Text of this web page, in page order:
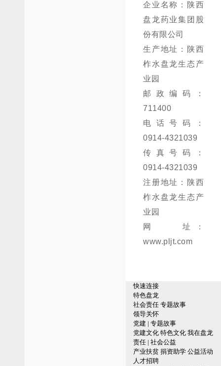
企业名称：陕西
盘龙药业集团股
份有限公司
生产地址：陕西
柞水盘龙生态产
业园
邮政编码：
711400
电话号码：
0914-4321039
传真号码：
0914-4321039
注册地址：陕西
柞水盘龙生态产
业园
网 址：
www.pljt.com
快速连接
特色盘龙
社会责任 专题故事
领导关怀
党建 | 专题故事
党建文化 特色文化 我在盘龙
责任 | 社会公益
产业扶贫 捐资助学 公益活动
人才招聘